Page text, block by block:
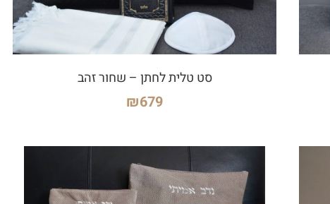
סט טלית לחתן – שחור זהב
₪679